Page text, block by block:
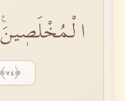
الْمُخْلَصٖينَࣖ
﴿٧٤﴾